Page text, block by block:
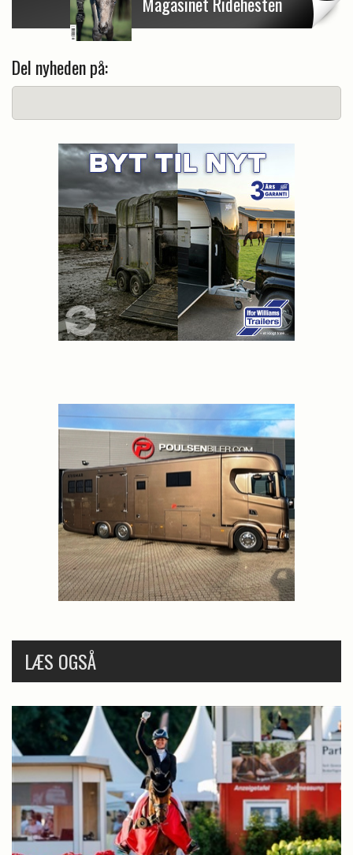
Del nyheden på:
LÆS OGSÅ